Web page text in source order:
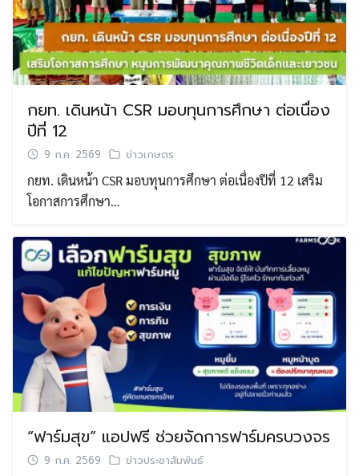
กยท. เดินหน้า CSR มอบทุนการศึกษา ต่อเนื่อง
ปีที่ 12
9 ก.ค. 2569 ข่าวเกษตร
กยท. เดินหน้า CSR มอบทุนการศึกษา ต่อเนื่องปีที่ 12 เสริม
โอกาสการศึกษา…
“ฟาร์มสุข” แอปฟรี ช่วยจัดการฟาร์มครบวงจร
9 ก.ค. 2569 ข่าวประชาสัมพันธ์